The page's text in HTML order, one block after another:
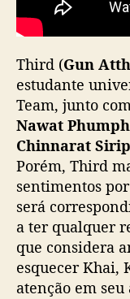
Third (Gun
estudante
Team, junto
Nawat
Chinnarat
Porém, Third
sentimentos
será
a ter qualquer
que considera
esquecer Khai,
atenção em seu